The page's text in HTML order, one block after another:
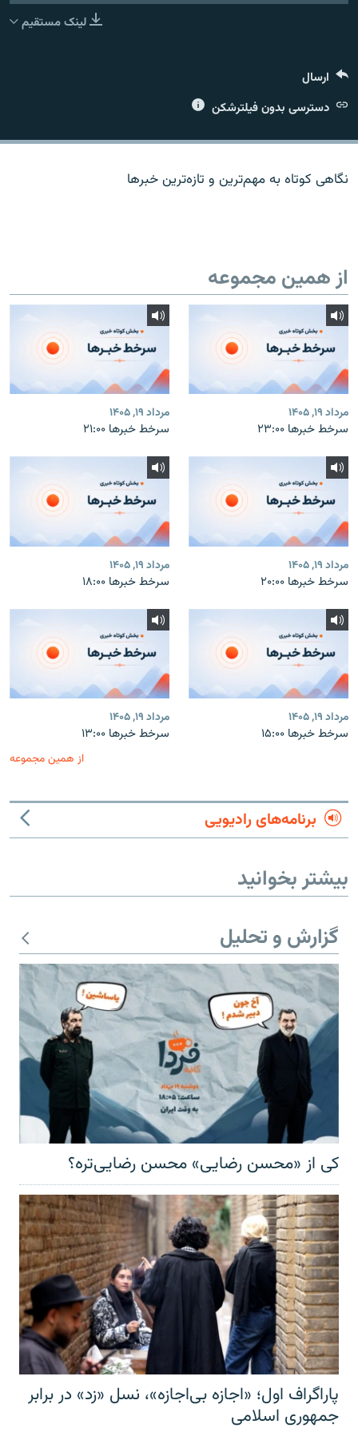
لینک مستقیم
ارسال
دسترسی بدون فیلترشکن
نگاهی کوتاه به مهم‌ترين و تازه‌ترين خبرها
از همین مجموعه
مرداد ۱۹, ۱۴۰۵
سرخط خبرها ۲۳:۰۰
مرداد ۱۹, ۱۴۰۵
سرخط خبرها ۲۱:۰۰
مرداد ۱۹, ۱۴۰۵
سرخط خبرها ۲۰:۰۰
مرداد ۱۹, ۱۴۰۵
سرخط خبرها ۱۸:۰۰
مرداد ۱۹, ۱۴۰۵
سرخط خبرها ۱۵:۰۰
مرداد ۱۹, ۱۴۰۵
سرخط خبرها ۱۳:۰۰
از همین مجموعه
برنامه‌های رادیویی
بیشتر بخوانید
گزارش و تحلیل
کی از «محسن رضایی» محسن رضایی‌تره؟
پاراگراف اول؛ «اجازه بی‌اجازه»، نسل «زد» در برابر
جمهوری اسلامی